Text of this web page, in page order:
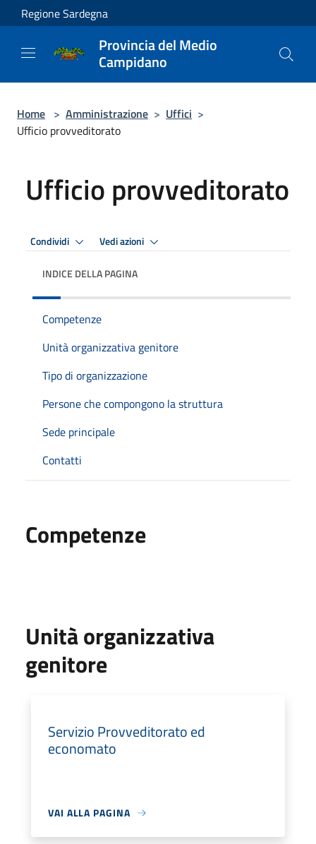
Salta al contenuto principale
Regione Sardegna
Provincia del Medio
Campidano
Home > Amministrazione > Uffici >
Ufficio provveditorato
Ufficio provveditorato
Condividi Vedi azioni
INDICE DELLA PAGINA
Competenze
Unità organizzativa genitore
Tipo di organizzazione
Persone che compongono la struttura
Sede principale
Contatti
Competenze
Unità organizzativa
genitore
Servizio Provveditorato ed
economato
VAI ALLA PAGINA